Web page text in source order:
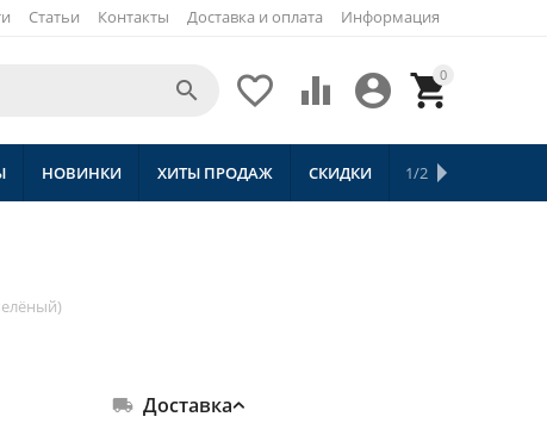
Статьи Контакты Доставка и оплата Информация
0


 

НОВИНКИ ХИТЫ ПРОДАЖ СКИДКИ ТОВАРЫ С
1/2
Доставка